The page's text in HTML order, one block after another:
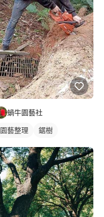
蝸牛園藝社
園藝整理 鋸樹